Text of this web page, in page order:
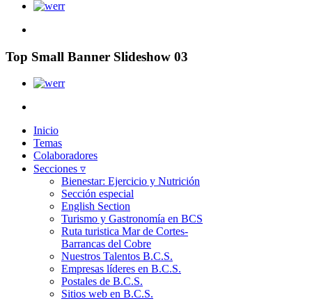
Top Small Banner Slideshow 03
Inicio
Temas
Colaboradores
Secciones ▿
Bienestar: Ejercicio y Nutrición
Sección especial
English Section
Turismo y Gastronomía en BCS
Ruta turistica Mar de Cortes-
Barrancas del Cobre
Nuestros Talentos B.C.S.
Empresas líderes en B.C.S.
Postales de B.C.S.
Sitios web en B.C.S.